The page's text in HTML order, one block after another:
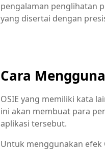
pengalaman penglihatan
yang disertai dengan
Cara
OSIE yang memiliki kata
ini akan membuat para
aplikasi tersebut.
Untuk menggunakan efek